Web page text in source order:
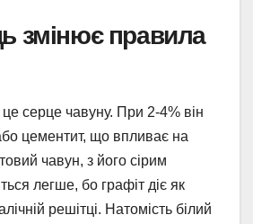
змінює правила
серце чавуну. При 2-4% він
цементит, що впливає на
чавун, з його сірим
легше, бо графіт діє як
решітці. Натомість білий